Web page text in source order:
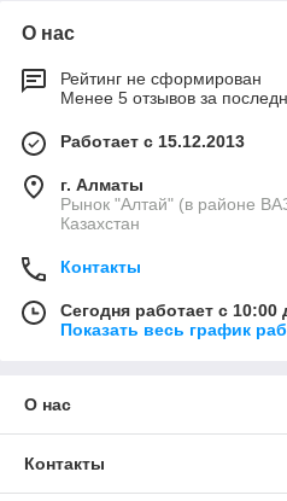
О нас
Рейтинг не сформирован
Менее 5 отзывов за
Работает с 15.12.2013
г. Алматы
Рынок "Алтай" (в районе
Казахстан
Контакты
Сегодня работает с 10:00
Показать весь график
О нас
Контакты